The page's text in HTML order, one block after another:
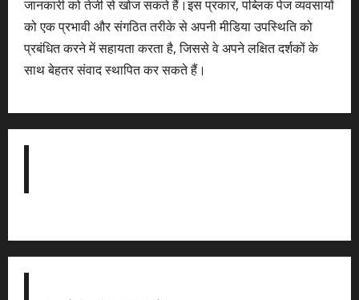
जानकारी को तेजी से खोज सकते हैं।इस प्रकार, पब्लिक पेज व्यवसायों
को एक प्रभावी और संगठित तरीके से अपनी मीडिया उपस्थिति को
प्रबंधित करने में सहायता करता है, जिससे वे अपने लक्षित दर्शकों के
साथ बेहतर संवाद स्थापित कर सकते हैं।